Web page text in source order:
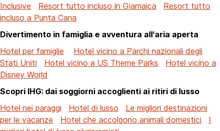
Inclusive
Resort tutto incluso in Giamaica
Resort tutto
incluso a Punta Cana
Divertimento in famiglia e avventura all'aria aperta
Hotel per famiglie
Hotel vicino a Parchi nazionali degli
Stati Uniti
Hotel vicino a US Theme Parks
Hotel vicino a
Disney World
Scopri IHG: dai soggiorni accoglienti ai ritiri di lusso
Hotel nei paraggi
Hotel di lusso
Le migliori destinazioni
per le vacanze
Hotel che accolgono animali domestici
I